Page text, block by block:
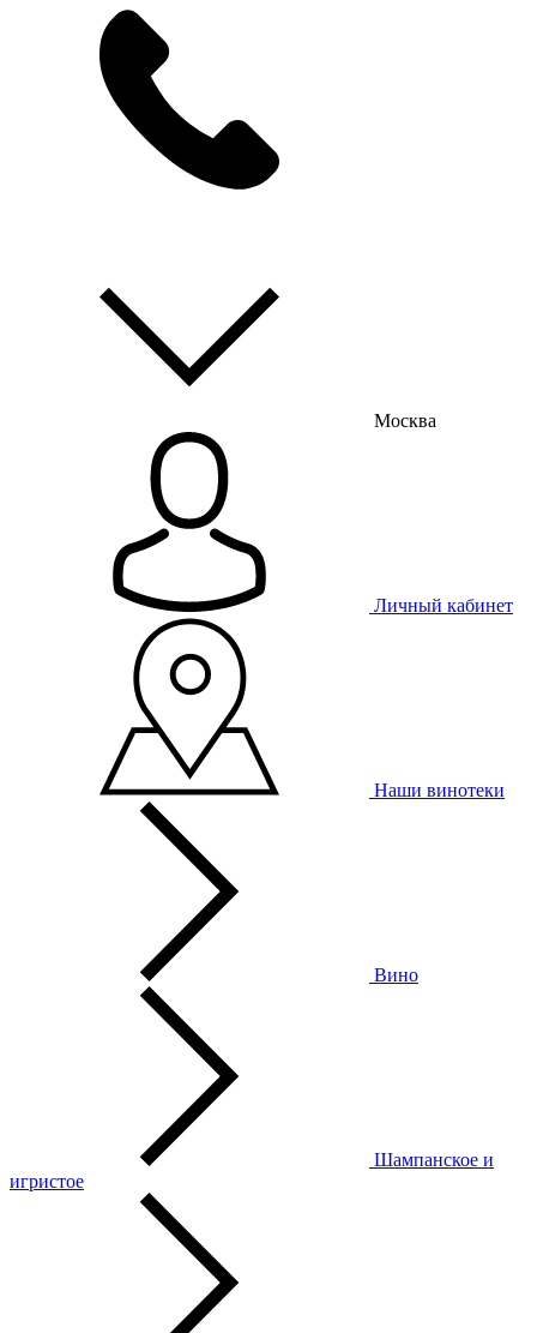
Москва
Личный кабинет
Наши винотеки
Вино
Шампанское и
игристое